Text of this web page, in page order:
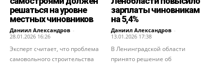
решаться на уровне
местных чиновников
Даниил Александров -
28.01.2026 16:26
Эксперт считает, что проблема
самовольного строительства
зарплаты чиновникам
на 5,4%
Даниил Александров -
13.01.2026 17:38
В Ленинградской области
принято решение об